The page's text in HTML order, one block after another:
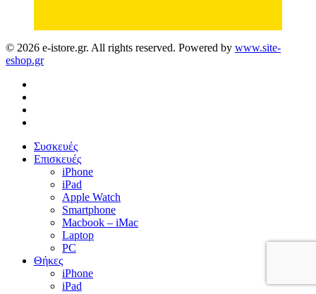
© 2026 e-istore.gr. All rights reserved. Powered by www.site-
eshop.gr
Close
Menu
Συσκευές
Επισκευές
iPhone
iPad
Apple Watch
Smartphone
Macbook – iMac
Laptop
PC
Θήκες
iPhone
iPad